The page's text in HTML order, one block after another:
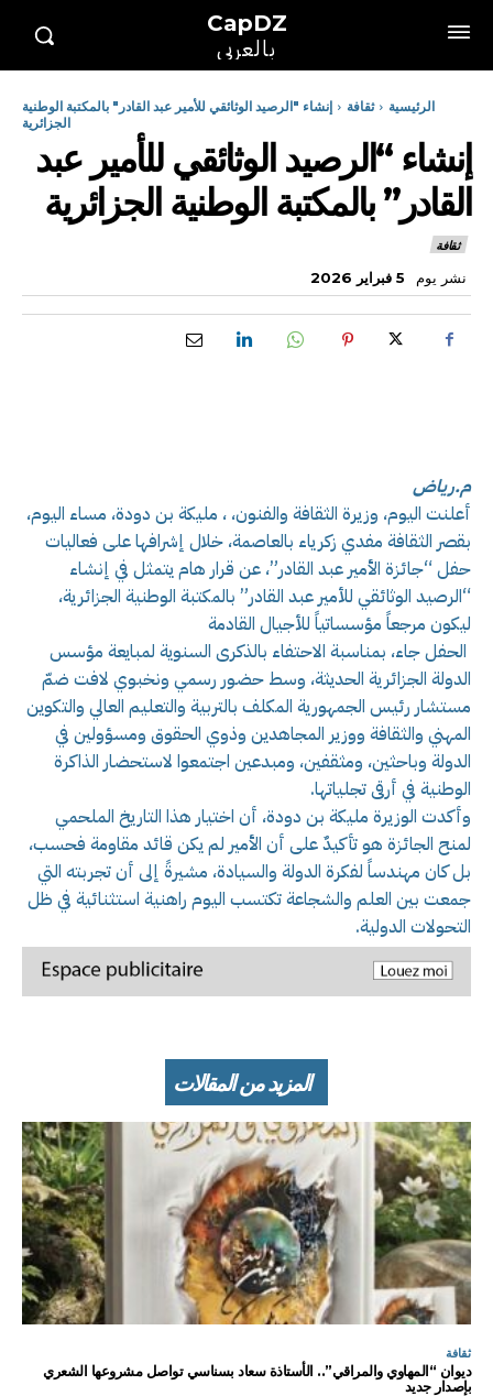
CapDZ
بالعربي
الرئيسية ثقافة
إنشاء "الرصيد الوثائقي للأمير عبد القادر" بالمكتبة الوطنية
الجزائرية
إنشاء “الرصيد الوثائقي للأمير عبد
القادر” بالمكتبة الوطنية الجزائرية
ثقافة
نشر يوم 5 فبراير 2026
م.رياض
أعلنت اليوم، وزيرة الثقافة والفنون، ، مليكة بن دودة، مساء اليوم،
بقصر الثقافة مفدي زكرياء بالعاصمة، خلال إشرافها على فعاليات
حفل “جائزة الأمير عبد القادر”، عن قرار هام يتمثل في إنشاء
“الرصيد الوثائقي للأمير عبد القادر” بالمكتبة الوطنية الجزائرية،
ليكون مرجعاً مؤسساتياً للأجيال القادمة
الحفل جاء، بمناسبة الاحتفاء بالذكرى السنوية لمبايعة مؤسس
الدولة الجزائرية الحديثة، وسط حضور رسمي ونخبوي لافت ضمّ
مستشار رئيس الجمهورية المكلف بالتربية والتعليم العالي والتكوين
المهني والثقافة ووزير المجاهدين وذوي الحقوق ومسؤولين في
الدولة وباحثين، ومثقفين، ومبدعين اجتمعوا لاستحضار الذاكرة
الوطنية في أرقى تجلياتها.
وأكدت الوزيرة مليكة بن دودة، أن اختيار هذا التاريخ الملحمي
لمنح الجائزة هو تأكيدٌ على أن الأمير لم يكن قائد مقاومة فحسب،
بل كان مهندساً لفكرة الدولة والسيادة، مشيرةً إلى أن تجربته التي
جمعت بين العلم والشجاعة تكتسب اليوم راهنية استثنائية في ظل
التحولات الدولية.
المزيد من المقالات
ثقافة
ديوان “المهاوي والمراقي”.. الأستاذة سعاد بسناسي تواصل مشروعها الشعري
بإصدار جديد